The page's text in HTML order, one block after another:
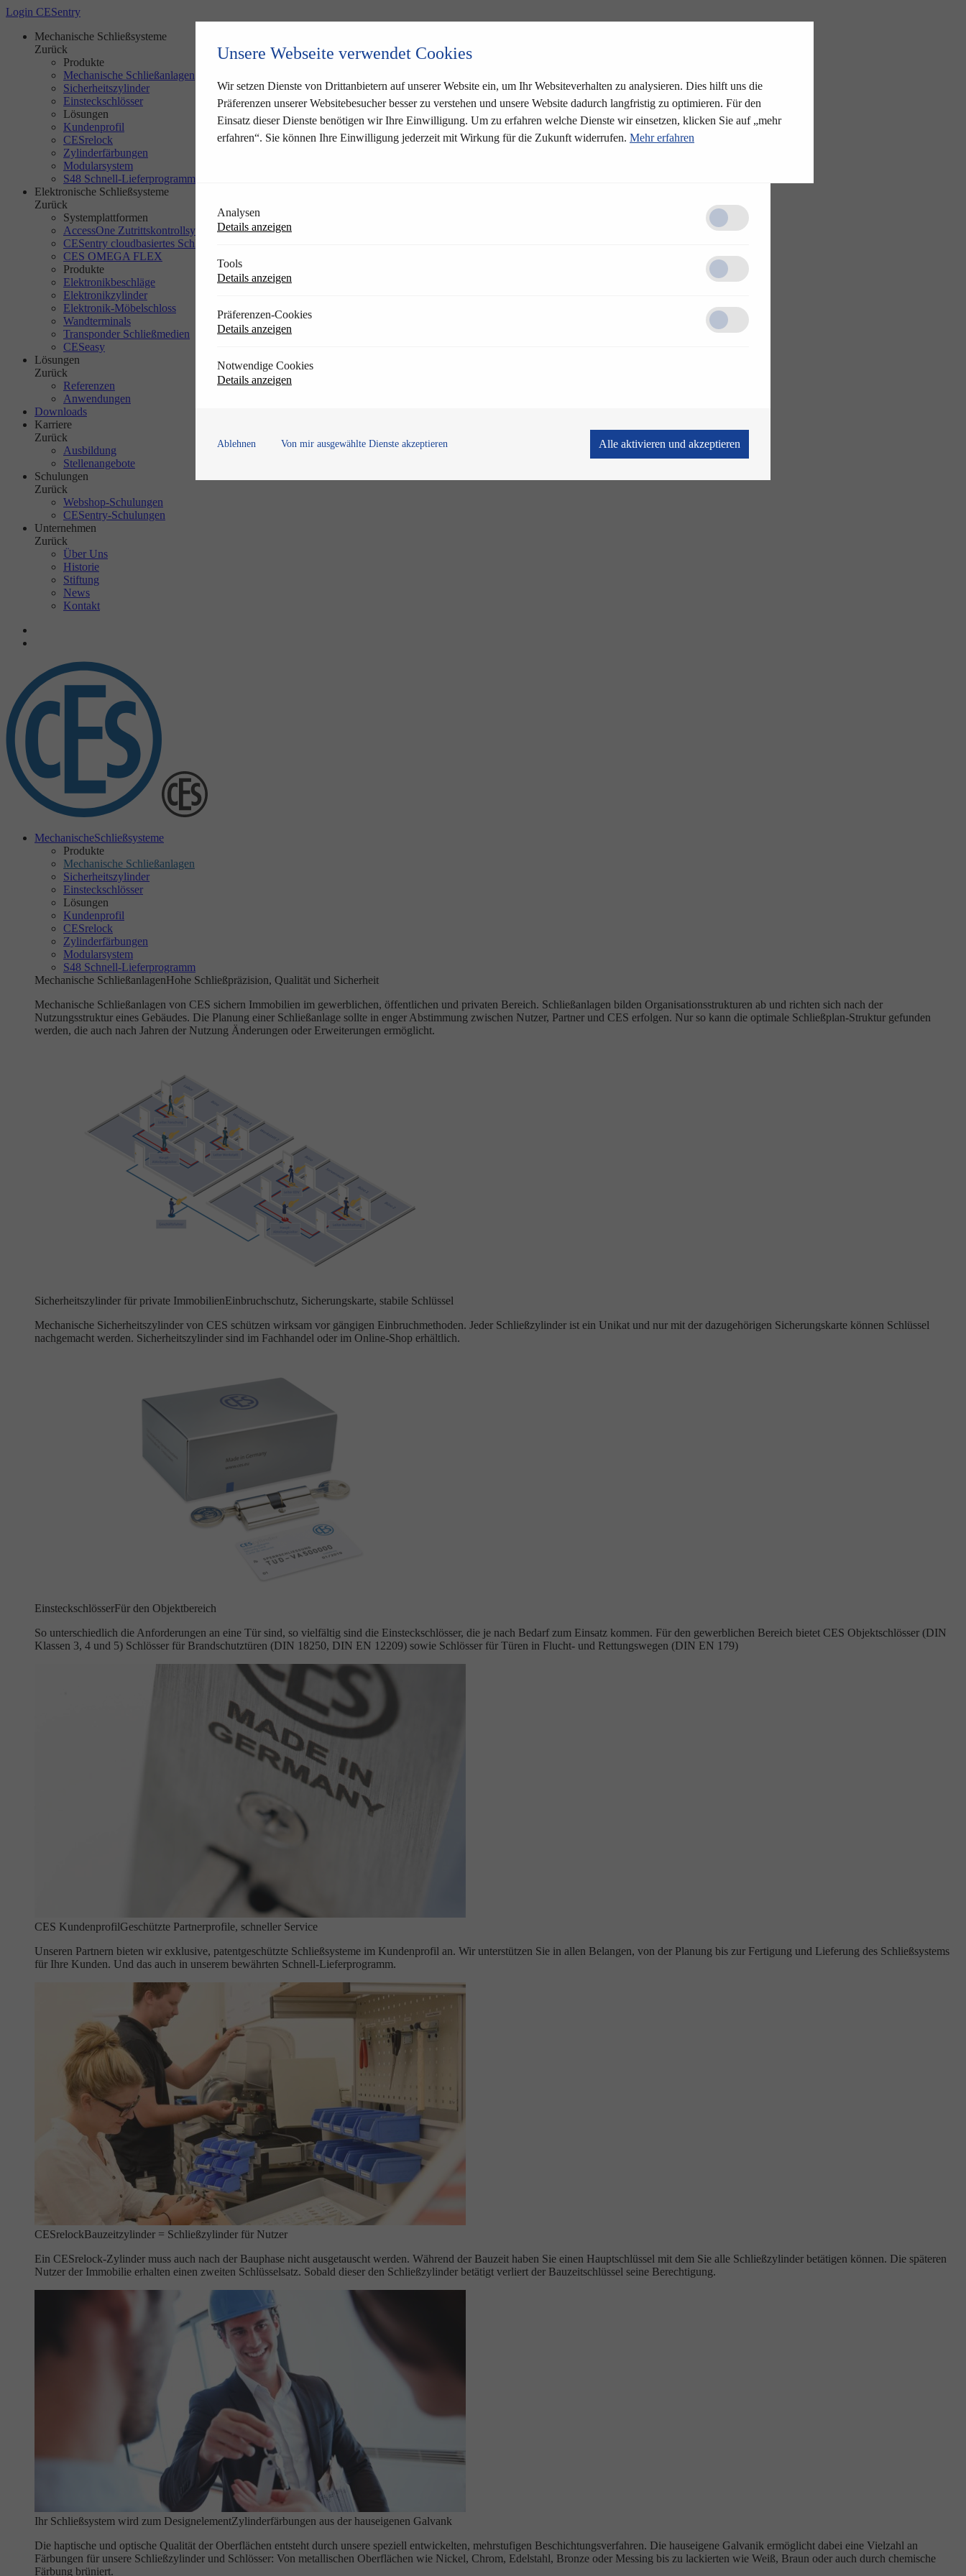
Login CESentry
Mechanische Schließsysteme
Zurück
Produkte
Mechanische Schließanlagen
Sicherheitszylinder
Einsteckschlösser
Lösungen
Kundenprofil
CESrelock
Zylinderfärbungen
Modularsystem
S48 Schnell-Lieferprogramm
Elektronische Schließsysteme
Zurück
Systemplattformen
AccessOne Zutrittskontrollsystem
CESentry cloudbasiertes Schließsystem
CES OMEGA FLEX
Produkte
Elektronikbeschläge
Elektronikzylinder
Elektronik-Möbelschloss
Wandterminals
Transponder Schließmedien
CESeasy
Lösungen
Zurück
Referenzen
Anwendungen
Downloads
Karriere
Zurück
Ausbildung
Stellenangebote
Schulungen
Zurück
Webshop-Schulungen
CESentry-Schulungen
Unternehmen
Zurück
Über Uns
Historie
Stiftung
News
Kontakt
MechanischeSchließsysteme
Produkte
Mechanische Schließanlagen
Sicherheitszylinder
Einsteckschlösser
Lösungen
Kundenprofil
CESrelock
Zylinderfärbungen
Modularsystem
S48 Schnell-Lieferprogramm
Mechanische SchließanlagenHohe Schließpräzision, Qualität und Sicherheit
Mechanische Schließanlagen von CES sichern Immobilien im gewerblichen, öffentlichen und privaten Bereich. Schließanlagen bilden Organisationsstrukturen ab und richten sich nach der
Nutzungsstruktur eines Gebäudes. Die Planung einer Schließanlage sollte in enger Abstimmung zwischen Nutzer, Partner und CES erfolgen. Nur so kann die optimale Schließplan-Struktur gefunden
werden, die auch nach Jahren der Nutzung Änderungen oder Erweiterungen ermöglicht.
Sicherheitszylinder für private ImmobilienEinbruchschutz, Sicherungskarte, stabile Schlüssel
Mechanische Sicherheitszylinder von CES schützen wirksam vor gängigen Einbruchmethoden. Jeder Schließzylinder ist ein Unikat und nur mit der dazugehörigen Sicherungskarte können Schlüssel
nachgemacht werden. Sicherheitszylinder sind im Fachhandel oder im Online-Shop erhältlich.
EinsteckschlösserFür den Objektbereich
So unterschiedlich die Anforderungen an eine Tür sind, so vielfältig sind die Einsteckschlösser, die je nach Bedarf zum Einsatz kommen. Für den gewerblichen Bereich bietet CES Objektschlösser (DIN
Klassen 3, 4 und 5) Schlösser für Brandschutztüren (DIN 18250, DIN EN 12209) sowie Schlösser für Türen in Flucht- und Rettungswegen (DIN EN 179)
CES KundenprofilGeschützte Partnerprofile, schneller Service
Unseren Partnern bieten wir exklusive, patentgeschützte Schließsysteme im Kundenprofil an. Wir unterstützen Sie in allen Belangen, von der Planung bis zur Fertigung und Lieferung des Schließsystems
für Ihre Kunden. Und das auch in unserem bewährten Schnell-Lieferprogramm.
CESrelockBauzeitzylinder = Schließzylinder für Nutzer
Ein CESrelock-Zylinder muss auch nach der Bauphase nicht ausgetauscht werden. Während der Bauzeit haben Sie einen Hauptschlüssel mit dem Sie alle Schließzylinder betätigen können. Die späteren
Nutzer der Immobilie erhalten einen zweiten Schlüsselsatz. Sobald dieser den Schließzylinder betätigt verliert der Bauzeitschlüssel seine Berechtigung.
Ihr Schließsystem wird zum DesignelementZylinderfärbungen aus der hauseigenen Galvank
Die haptische und optische Qualität der Oberflächen entsteht durch unsere speziell entwickelten, mehrstufigen Beschichtungsverfahren. Die hauseigene Galvanik ermöglicht dabei eine Vielzahl an
Färbungen für unsere Schließzylinder und Schlösser: Von metallischen Oberflächen wie Nickel, Chrom, Edelstahl, Bronze oder Messing bis zu lackierten wie Weiß, Braun oder auch durch chemische
Färbung brüniert.
Unsere Webseite verwendet Cookies
Wir setzen Dienste von Drittanbietern auf unserer Website ein, um Ihr Websiteverhalten zu analysieren. Dies hilft uns die
Präferenzen unserer Websitebesucher besser zu verstehen und unsere Website dadurch langfristig zu optimieren. Für den
Einsatz dieser Dienste benötigen wir Ihre Einwilligung. Um zu erfahren welche Dienste wir einsetzen, klicken Sie auf „mehr
erfahren“. Sie können Ihre Einwilligung jederzeit mit Wirkung für die Zukunft widerrufen. Mehr erfahren
Analysen
Details anzeigen
Tools
Details anzeigen
Präferenzen-Cookies
Details anzeigen
Notwendige Cookies
Details anzeigen
Ablehnen Von mir ausgewählte Dienste akzeptieren Alle aktivieren und akzeptieren